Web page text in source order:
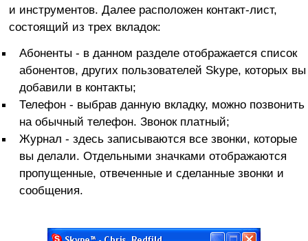
и инструментов. Далее расположен контакт-лист,
состоящий из трех вкладок:
Абоненты - в данном разделе отображается список
абонентов, других пользователей Skype, которых вы
добавили в контакты;
Телефон - выбрав данную вкладку, можно позвонить
на обычный телефон. Звонок платный;
Журнал - здесь записываются все звонки, которые
вы делали. Отдельными значками отображаются
пропущенные, отвеченные и сделанные звонки и
сообщения.